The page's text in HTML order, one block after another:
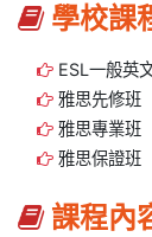
學校課
ESL一般英
雅思先修班
雅思專業班
雅思保證班
課程內